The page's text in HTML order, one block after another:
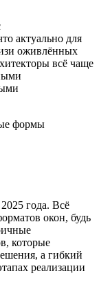
актуально для
оживлённых
всё чаще
года. Всё
окон, будь
которые
а гибкий
реализации